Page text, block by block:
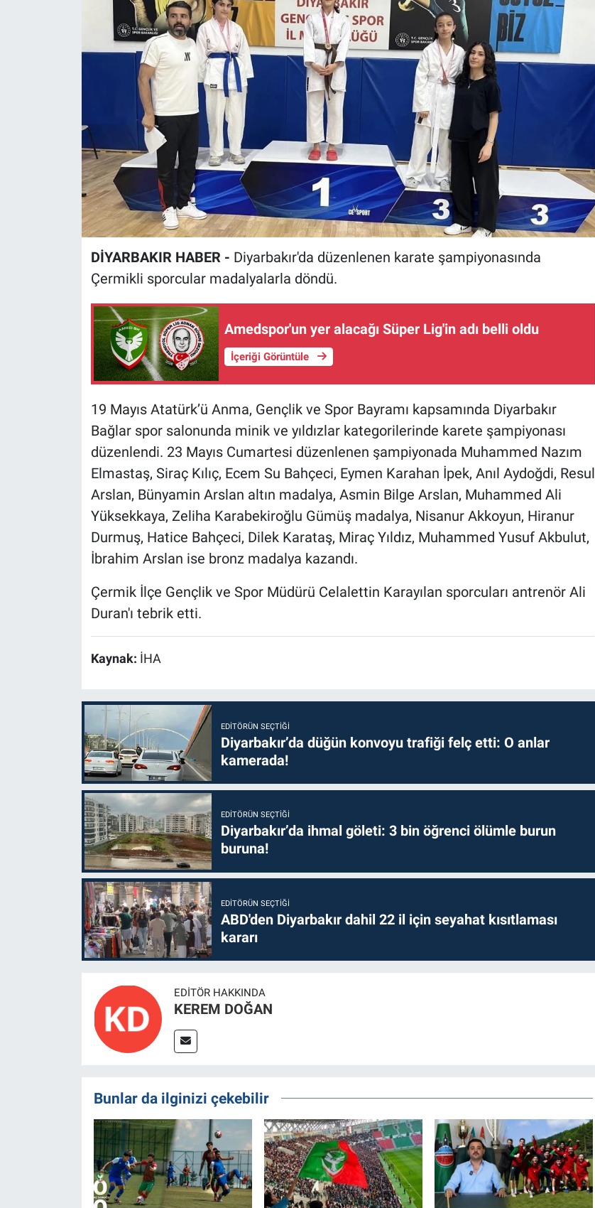
DİYARBAKIR HABER - Diyarbakır'da düzenlenen karate şampiyonasında
Çermikli sporcular madalyalarla döndü.
Amedspor'un yer alacağı Süper Lig'in adı belli oldu
İçeriği Görüntüle
19 Mayıs Atatürk’ü Anma, Gençlik ve Spor Bayramı kapsamında Diyarbakır
Bağlar spor salonunda minik ve yıldızlar kategorilerinde karete şampiyonası
düzenlendi. 23 Mayıs Cumartesi düzenlenen şampiyonada Muhammed Nazım
Elmastaş, Siraç Kılıç, Ecem Su Bahçeci, Eymen Karahan İpek, Anıl Aydoğdi, Resul
Arslan, Bünyamin Arslan altın madalya, Asmin Bilge Arslan, Muhammed Ali
Yüksekkaya, Zeliha Karabekiroğlu Gümüş madalya, Nisanur Akkoyun, Hiranur
Durmuş, Hatice Bahçeci, Dilek Karataş, Miraç Yıldız, Muhammed Yusuf Akbulut,
İbrahim Arslan ise bronz madalya kazandı.
Çermik İlçe Gençlik ve Spor Müdürü Celalettin Karayılan sporcuları antrenör Ali
Duran'ı tebrik etti.
Kaynak: İHA
EDITÖRÜN SEÇTIĞI
Diyarbakır’da düğün konvoyu trafiği felç etti: O anlar
kamerada!
EDITÖRÜN SEÇTIĞI
Diyarbakır’da ihmal göleti: 3 bin öğrenci ölümle burun
buruna!
EDITÖRÜN SEÇTIĞI
ABD'den Diyarbakır dahil 22 il için seyahat kısıtlaması
kararı
EDITÖR HAKKINDA
KEREM DOĞAN
Bunlar da ilginizi çekebilir
SAĞLIK
TEKNOLOJİ